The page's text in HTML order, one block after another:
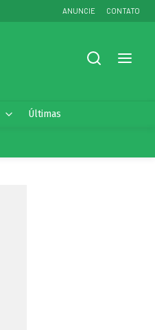
ANUNCIE CONTATO
Últimas